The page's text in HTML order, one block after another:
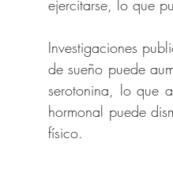
ejercitarse, lo que
Investigaciones
de sueño puede
serotonina, lo que
hormonal puede
físico.